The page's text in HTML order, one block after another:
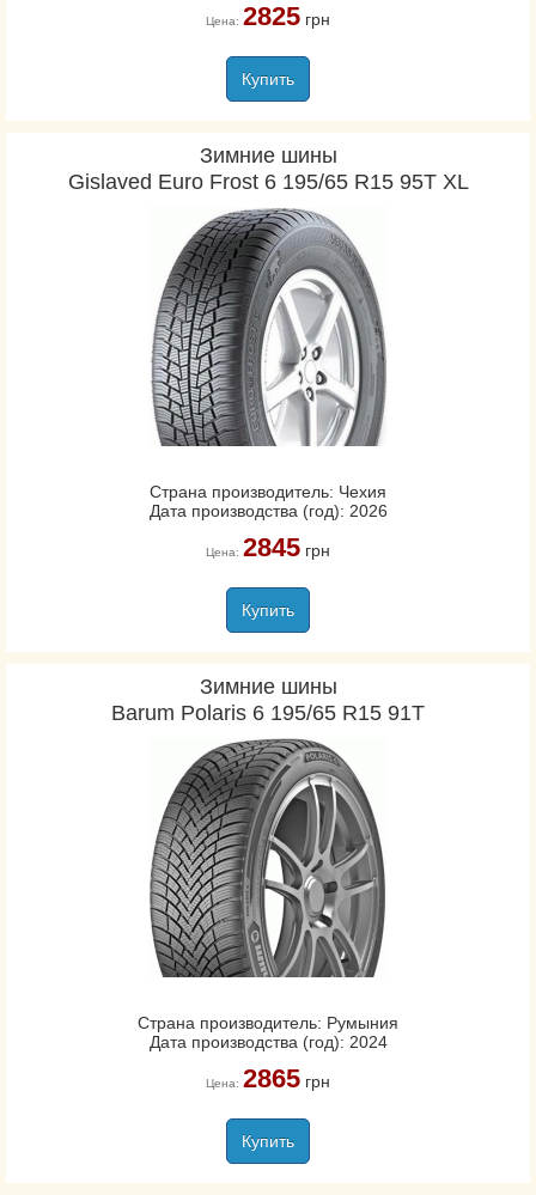
Цена: 2825грн
Купить
Зимние шины
Gislaved Euro Frost 6 195/65 R15 95T XL
Страна производитель: Чехия
Дата производства (год): 2026
Цена: 2845грн
Купить
Зимние шины
Barum Polaris 6 195/65 R15 91T
Страна производитель: Румыния
Дата производства (год): 2024
Цена: 2865грн
Купить